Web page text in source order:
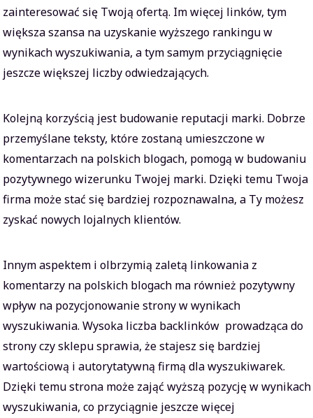
zainteresować się Twoją ofertą. Im więcej linków, tym
większa szansa na uzyskanie wyższego rankingu w
wynikach wyszukiwania, a tym samym przyciągnięcie
jeszcze większej liczby odwiedzających.
Kolejną korzyścią jest budowanie reputacji marki. Dobrze
przemyślane teksty, które zostaną umieszczone w
komentarzach na polskich blogach, pomogą w budowaniu
pozytywnego wizerunku Twojej marki. Dzięki temu Twoja
firma może stać się bardziej rozpoznawalna, a Ty możesz
zyskać nowych lojalnych klientów.
Innym aspektem i olbrzymią zaletą linkowania z
komentarzy na polskich blogach ma również pozytywny
wpływ na pozycjonowanie strony w wynikach
wyszukiwania. Wysoka liczba backlinków prowadząca do
strony czy sklepu sprawia, że stajesz się bardziej
wartościową i autorytatywną firmą dla wyszukiwarek.
Dzięki temu strona może zająć wyższą pozycję w wynikach
wyszukiwania, co przyciągnie jeszcze więcej